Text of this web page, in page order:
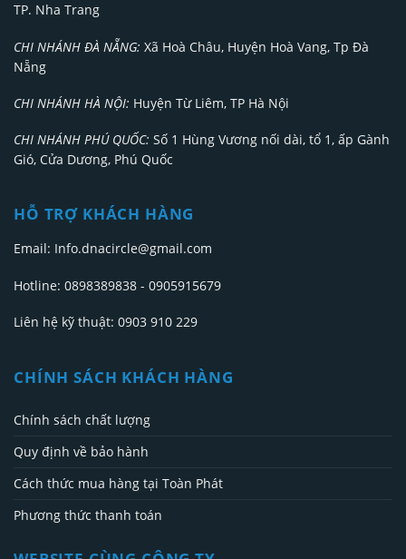
TP. Nha Trang
CHI NHÁNH ĐÀ NẴNG: Xã Hoà Châu, Huyện Hoà Vang, Tp Đà
Nẵng
CHI NHÁNH HÀ NỘI: Huyện Từ Liêm, TP Hà Nội
CHI NHÁNH PHÚ QUỐC: Số 1 Hùng Vương nối dài, tổ 1, ấp Gành
Gió, Cửa Dương, Phú Quốc
HỖ TRỢ KHÁCH HÀNG
Email: Info.dnacircle@gmail.com
Hotline: 0898389838 - 0905915679
Liên hệ kỹ thuật: 0903 910 229
CHÍNH SÁCH KHÁCH HÀNG
Chính sách chất lượng
Quy định về bảo hành
Cách thức mua hàng tại Toàn Phát
Phương thức thanh toán